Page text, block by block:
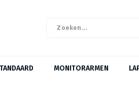
MONITORARMEN